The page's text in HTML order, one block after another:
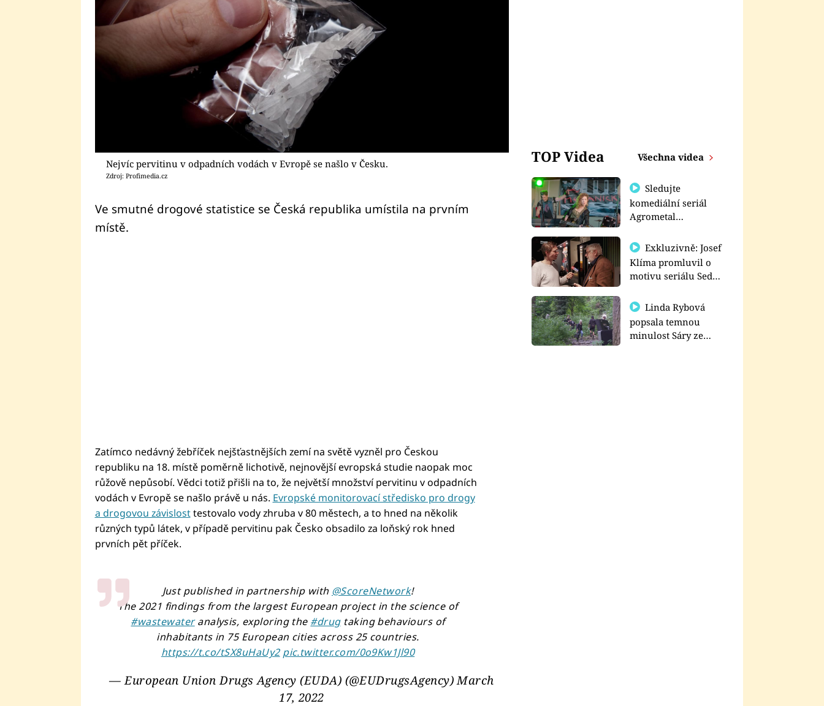
Nejvíc pervitinu v odpadních vodách v Evropě se našlo v Česku.
Zdroj: Profimedia.cz
Ve smutné drogové statistice se Česká republika umístila na prvním
místě.
Zatímco nedávný žebříček nejšťastnějších zemí na světě vyzněl pro Českou
republiku na 18. místě poměrně lichotivě, nejnovější evropská studie naopak moc
růžově nepůsobí. Vědci totiž přišli na to, že největší množství pervitinu v odpadních
vodách v Evropě se našlo právě u nás. Evropské monitorovací středisko pro drogy
a drogovou závislosttestovalo vody zhruba v 80 městech, a to hned na několik
různých typů látek, v případě pervitinu pak Česko obsadilo za loňský rok hned
prvních pět příček.
Just published in partnership with @ScoreNetwork!
The 2021 findings from the largest European project in the science of
#wastewateranalysis, exploring the #drugtaking behaviours of
inhabitants in 75 European cities across 25 countries.
https://t.co/tSX8uHaUy2 pic.twitter.com/0o9Kw1Jl90
— European Union Drugs Agency (EUDA) (@EUDrugsAgency)March
17, 2022
TOP Videa Všechna videa
Sledujte
komediální seriál
Agrometal
prima+
Exkluzivně: Josef
Klíma promluvil o
motivu seriálu Sedm
Linda Rybová
popsala temnou
minulost Sáry ze